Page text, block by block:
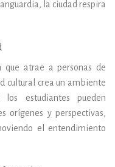
la ciudad respira
que atrae a personas de
cultural crea un ambiente
estudiantes pueden
orígenes y perspectivas,
el entendimiento